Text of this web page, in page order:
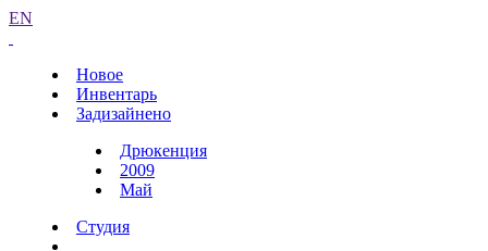
EN
Новое
Инвентарь
Задизайнено
Дрюкенция
2009
Май
Студия